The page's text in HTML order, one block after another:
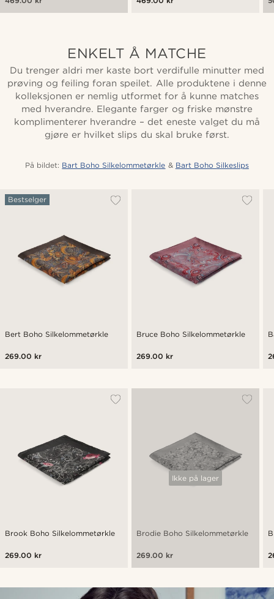
ENKELT Å MATCHE
Du trenger aldri mer kaste bort verdifulle minutter med
prøving og feiling foran speilet. Alle produktene i denne
kolleksjonen er nemlig utformet for å kunne matches
med hverandre. Elegante farger og friske mønstre
komplimenterer hverandre – det eneste valget du må
gjøre er hvilket slips du skal bruke først.
På bildet: Bart Boho Silkelommetørkle & Bart Boho Silkeslips
Bert Boho Silkelommetørkle
Bestselger
269.00 kr
Bruce Boho Silkelommetørkle
269.00 kr
Brook Boho Silkelommetørkle
269.00 kr
Ikke på lager
Brodie Boho Silkelommetørkle
269.00 kr